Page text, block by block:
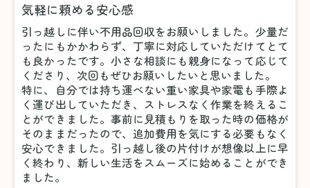
気軽に頼める安心感
引っ越しに伴い不用品回収をお願いしました。少量だ
ったにもかかわらず、丁寧に対応していただけてとて
も良かったです。小さな相談にも親身になって応じて
くださり、次回もぜひお願いしたいと思いました。
特に、自分では持ち運べない重い家具や家電も手際よ
く運び出していただき、ストレスなく作業を終えるこ
とができました。事前に見積もりを取った時の価格が
そのままだったので、追加費用を気にする必要もなく
安心できました。引っ越し後の片付けが想像以上に早
く終わり、新しい生活をスムーズに始めることができ
ました。